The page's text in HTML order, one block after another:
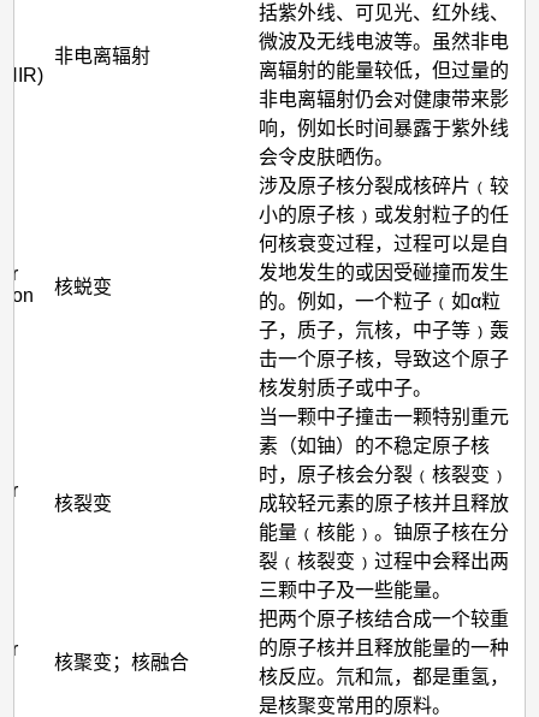
非电离辐射
括紫外线、可见光、红外线、
微波及无线电波等。虽然非电
离辐射的能量较低，但过量的
非电离辐射仍会对健康带来影
响，例如长时间暴露于紫外线
会令皮肤晒伤。
核蜕变
涉及原子核分裂成核碎片﹙较
小的原子核﹚或发射粒子的任
何核衰变过程，过程可以是自
发地发生的或因受碰撞而发生
的。例如，一个粒子﹙如α粒
子，质子，氘核，中子等﹚轰
击一个原子核，导致这个原子
核发射质子或中子。
核裂变
当一颗中子撞击一颗特别重元
素（如铀）的不稳定原子核
时，原子核会分裂﹙核裂变﹚
成较轻元素的原子核并且释放
能量﹙核能﹚。铀原子核在分
裂﹙核裂变﹚过程中会释出两
三颗中子及一些能量。
核聚变；核融合
把两个原子核结合成一个较重
的原子核并且释放能量的一种
核反应。氘和氚，都是重氢，
是核聚变常用的原料。